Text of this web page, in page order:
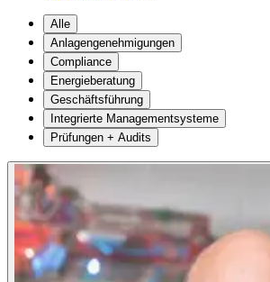
Alle
Anlagengenehmigungen
Compliance
Energieberatung
Geschäftsführung
Integrierte Managementsysteme
Prüfungen + Audits